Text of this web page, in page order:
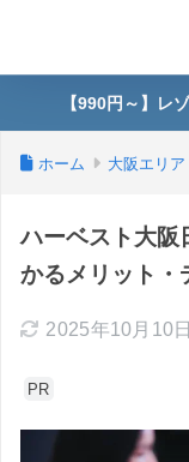
【990円～】レ
ホーム 大阪エリア
ハーベスト大阪
かるメリット・
2025年10月10日
PR